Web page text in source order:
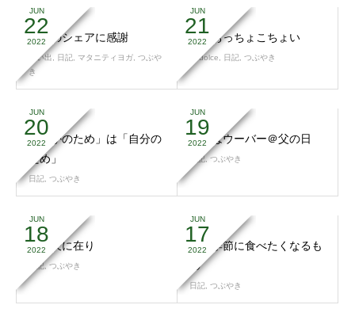
JUN
22
2022
経験のシェアに感謝
思い出 日記 マタニティヨガ つぶや
き
JUN
21
2022
実はおっちょこちょい
37dolce 日記 つぶやき
JUN
20
2022
「誰かのため」は「自分の
ため」
日記 つぶやき
JUN
19
2022
今日はウーバー＠父の日
日記,つぶやき
JUN
18
2022
運は天に在り
日記,つぶやき
JUN
17
2022
この季節に食べたくなるも
の
日記 つぶやき